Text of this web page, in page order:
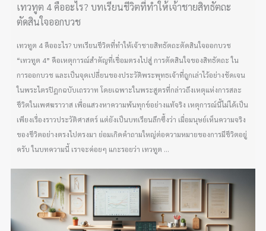
เทวทูต 4 คืออะไร? บทเรียนชีวิตที่ทำให้เจ้าชายสิทธัตถะ
ตัดสินใจออกบวช
เทวทูต 4 คืออะไร? บทเรียนชีวิตที่ทำให้เจ้าชายสิทธัตถะตัดสินใจออกบวช
“เทวทูต 4” คือเหตุการณ์สำคัญที่เชื่อมตรงไปสู่ การตัดสินใจของสิทธัตถะ ใน
การออกบวช และเป็นจุดเปลี่ยนของประวัติพระพุทธเจ้าที่ถูกเล่าไว้อย่างชัดเจน
ในพระไตรปิฎกฉบับเถรวาท โดยเฉพาะในพระสูตรที่กล่าวถึงเหตุแห่งการสละ
ชีวิตในเพศฆราวาส เพื่อแสวงหาความพ้นทุกข์อย่างแท้จริง เหตุการณ์นี้ไม่ได้เป็น
เพียงเรื่องราวประวัติศาสตร์ แต่ยังเป็นบทเรียนลึกซึ้งว่า เมื่อมนุษย์เห็นความจริง
ของชีวิตอย่างตรงไปตรงมา ย่อมเกิดคำถามใหญ่ต่อความหมายของการมีชีวิตอยู่
ครับ ในบทความนี้ เราจะค่อยๆ แกะรอยว่า เทวทูต ...